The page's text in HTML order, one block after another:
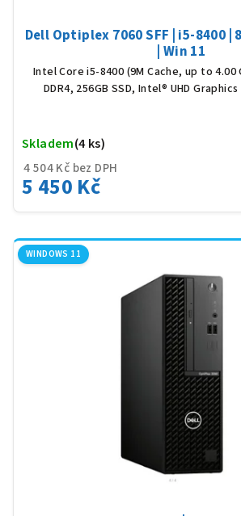
Dell Optiplex 7060 SFF | i5-8400 |
| Win 11
Intel Core i5-8400 (9M Cache, up to 4.00
DDR4, 256GB SSD, Intel® UHD
4 504 Kč bez DPH
5 450 Kč
Skladem(4 ks)
WINDOWS 11